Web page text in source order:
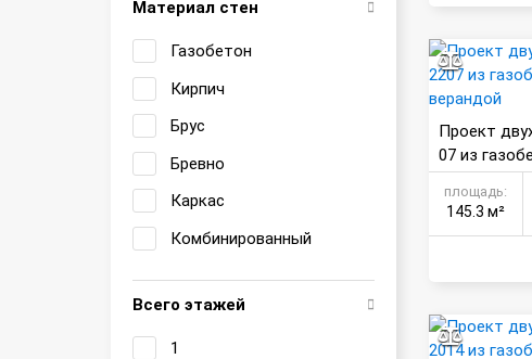
Материал стен
Газобетон
Кирпич
Брус
Бревно
Каркас
Комбинированный
Всего этажей
1
Проект
07 из
ерандой
площадь:
145.3 м²